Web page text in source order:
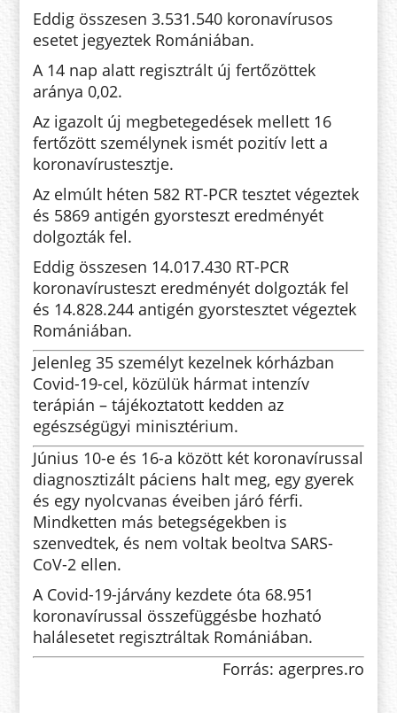
Eddig összesen 3.531.540 koronavírusos
esetet jegyeztek Romániában.
A 14 nap alatt regisztrált új fertőzöttek
aránya 0,02.
Az igazolt új megbetegedések mellett 16
fertőzött személynek ismét pozitív lett a
koronavírustesztje.
Az elmúlt héten 582 RT-PCR tesztet végeztek
és 5869 antigén gyorsteszt eredményét
dolgozták fel.
Eddig összesen 14.017.430 RT-PCR
koronavírusteszt eredményét dolgozták fel
és 14.828.244 antigén gyorstesztet végeztek
Romániában.
Jelenleg 35 személyt kezelnek kórházban
Covid-19-cel, közülük hármat intenzív
terápián – tájékoztatott kedden az
egészségügyi minisztérium.
Június 10-e és 16-a között két koronavírussal
diagnosztizált páciens halt meg, egy gyerek
és egy nyolcvanas éveiben járó férfi.
Mindketten más betegségekben is
szenvedtek, és nem voltak beoltva SARS-
CoV-2 ellen.
A Covid-19-járvány kezdete óta 68.951
koronavírussal összefüggésbe hozható
halálesetet regisztráltak Romániában.
Forrás: agerpres.ro